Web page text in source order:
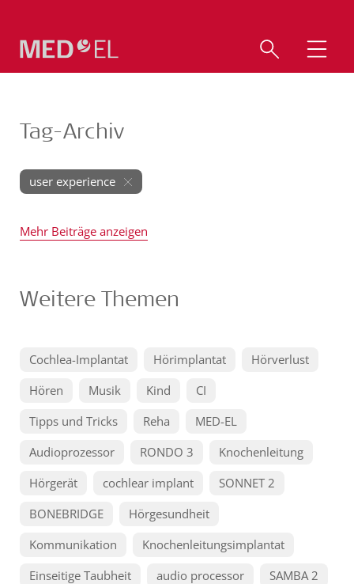
Tag-Archiv
user experience
Mehr Beiträge anzeigen
Weitere Themen
Cochlea-Implantat Hörimplantat
Hörverlust
Hören
Musik Kind
CI
Tipps und Tricks
Reha
MED-EL
Audioprozessor
RONDO 3
Knochenleitung
Hörgerät
cochlear implant
SONNET 2
BONEBRIDGE
Hörgesundheit
Kommunikation
Knochenleitungsimplantat
Einseitige Taubheit
audio processor
SAMBA 2